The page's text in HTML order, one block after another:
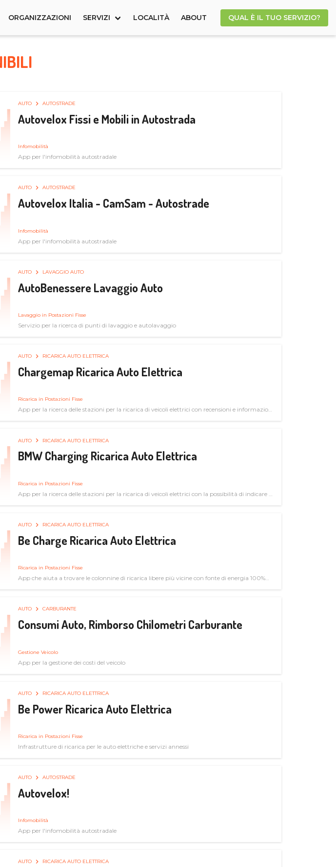
ORGANIZZAZIONI SERVIZI LOCALITÀ ABOUT QUAL È IL TUO SERVIZIO?
AUTO AUTOSTRADE
Autovelox Fissi e Mobili in Autostrada
Infomobilità
App per l'infomobilità autostradale
AUTO AUTOSTRADE
Autovelox Italia - CamSam - Autostrade
Infomobilità
App per l'infomobilità autostradale
AUTO LAVAGGIO AUTO
AutoBenessere Lavaggio Auto
Lavaggio in Postazioni Fisse
Servizio per la ricerca di punti di lavaggio e autolavaggio
AUTO RICARICA AUTO ELETTRICA
Chargemap Ricarica Auto Elettrica
Ricarica in Postazioni Fisse
App per la ricerca delle stazioni per la ricarica di veicoli elettrici con recensioni e informazioni
AUTO RICARICA AUTO ELETTRICA
BMW Charging Ricarica Auto Elettrica
Ricarica in Postazioni Fisse
App per la ricerca delle stazioni per la ricarica di veicoli elettrici con la possibilità di indicare le
AUTO RICARICA AUTO ELETTRICA
Be Charge Ricarica Auto Elettrica
Ricarica in Postazioni Fisse
App che aiuta a trovare le colonnine di ricarica libere più vicine con fonte di energia 100%
AUTO CARBURANTE
Consumi Auto, Rimborso Chilometri Carburante
Gestione Veicolo
App per la gestione dei costi del veicolo
AUTO RICARICA AUTO ELETTRICA
Be Power Ricarica Auto Elettrica
Ricarica in Postazioni Fisse
Infrastrutture di ricarica per le auto elettriche e servizi annessi
AUTO AUTOSTRADE
Autovelox!
Infomobilità
App per l'infomobilità autostradale
AUTO RICARICA AUTO ELETTRICA